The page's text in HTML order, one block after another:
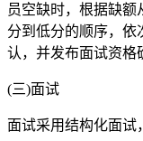
员空缺时，根据缺额
分到低分的顺序，依
认，并发布面试资格
(三)面试
面试采用结构化面试